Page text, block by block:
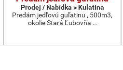
Prodej / Nabídka > Kulatina
Predám jedľovú guľatinu , 500m3,
okolie Stará Ľubovňa …